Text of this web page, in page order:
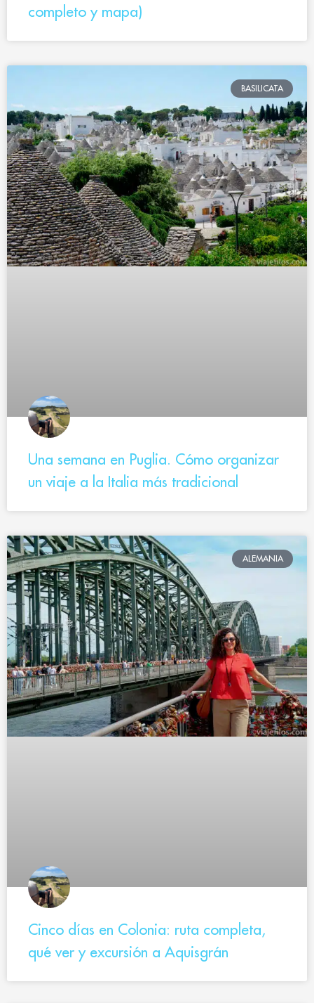
completo y mapa)
BASILICATA
Una semana en Puglia. Cómo organizar
un viaje a la Italia más tradicional
ALEMANIA
Cinco días en Colonia: ruta completa,
qué ver y excursión a Aquisgrán